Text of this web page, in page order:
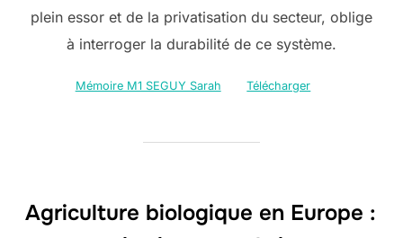
plein essor et de la privatisation du secteur, oblige
à interroger la durabilité de ce système.
Mémoire M1 SEGUY Sarah Télécharger
Agriculture biologique en Europe :